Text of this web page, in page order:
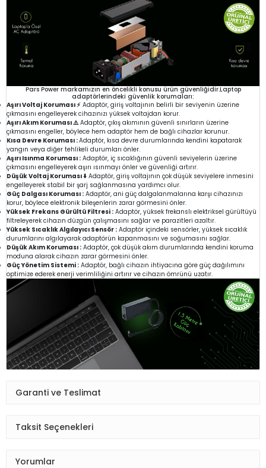
Pars Power markamızın en öncelikli konusu ürün güvenliğidir.Laptop
adaptörlerindeki güvenlik korumaları:
Aşırı Voltaj Koruması ⚡ Adaptör, giriş voltajının belirli bir seviyenin üzerine
çıkmasını engelleyerek cihazınızı yüksek voltajdan korur.
Aşırı Akım Koruması ⚠️Adaptör, çıkış akımının güvenli sınırların üzerine
çıkmasını engeller, böylece hem adaptör hem de bağlı cihazlar korunur.
Kısa Devre Koruması :Adaptör, kısa devre durumlarında kendini kapatarak
yangın veya diğer tehlikeli durumları önler.
Aşırı Isınma Koruması : Adaptör, iç sıcaklığının güvenli seviyelerin üzerine
çıkmasını engelleyerek aşırı ısınmayı önler ve güvenliği artırır.
Düşük Voltaj Koruması ⬇️ Adaptör, giriş voltajının çok düşük seviyelere inmesini
engelleyerek stabil bir şarj sağlanmasına yardımcı olur.
Güç Dalgası Koruması : Adaptör, ani güç dalgalanmalarına karşı cihazınızı
korur, böylece elektronik bileşenlerin zarar görmesini önler.
Yüksek Frekans Gürültü Filtresi : Adaptör, yüksek frekanslı elektriksel gürültüyü
filtreleyerek cihazın düzgün çalışmasını sağlar ve parazitleri azaltır.
Yüksek Sıcaklık Algılayıcı Sensör : Adaptör içindeki sensörler, yüksek sıcaklık
durumlarını algılayarak adaptörün kapanmasını ve soğumasını sağlar.
Düşük Akım Koruması : Adaptör, çok düşük akım durumlarında kendini koruma
moduna alarak cihazın zarar görmesini önler.
Güç Yönetim Sistemi : Adaptör, bağlı cihazın ihtiyacına göre güç dağılımını
optimize ederek enerji verimliliğini artırır ve cihazın ömrünü uzatır.
Garanti ve Teslimat
Taksit Seçenekleri
Yorumlar